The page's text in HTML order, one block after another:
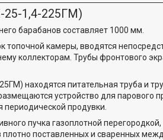
25-1,4-225ГМ)
барабанов составляет 1000 мм.
топочной камеры, вводятся
коллекторам. Трубы фронтового
находятся питательная труба и
устройство для парового
продувки.
пучка газоплотной перегородкой,
поставленных и сваренных